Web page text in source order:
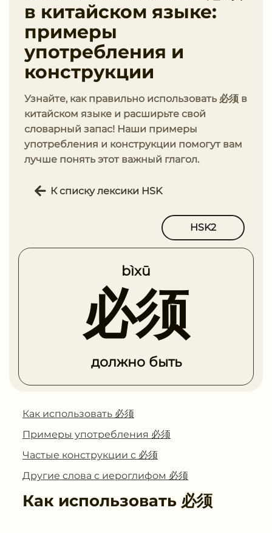
в китайском языке:
примеры
употребления и
конструкции
Узнайте, как правильно использовать 必须 в
китайском языке и расширьте свой
словарный запас! Наши примеры
употребления и конструкции помогут вам
лучше понять этот важный глагол.
К списку лексики HSK
HSK2
bìxū
必须
должно быть
Как использовать 必须
Примеры употребления 必须
Частые конструкции с 必须
Другие слова с иероглифом 必须
Как использовать 必须